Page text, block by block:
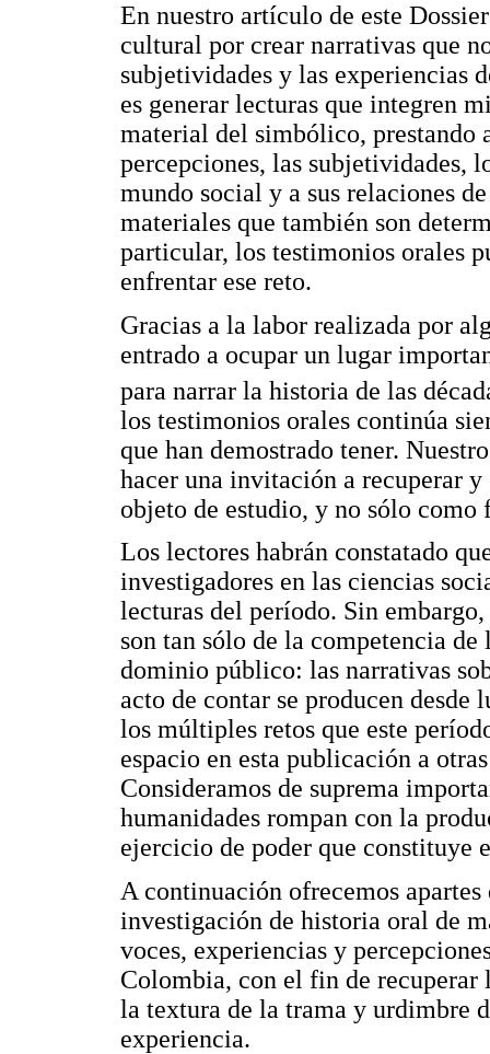
En nuestro artículo de este
cultural por crear narrativas que
subjetividades y las experiencias
es generar lecturas que integren
material del simbólico, prestando
percepciones, las subjetividades,
mundo social y a sus relaciones
materiales que también son
particular, los testimonios orales
enfrentar ese reto.
Gracias a la labor realizada por
entrado a ocupar un lugar
para narrar la historia de las
los testimonios orales continúa
que han demostrado tener.
hacer una invitación a recuperar
objeto de estudio, y no sólo
Los lectores habrán constatado
investigadores en las ciencias
lecturas del período. Sin
son tan sólo de la competencia
dominio público: las narrativas
acto de contar se producen desde
los múltiples retos que este
espacio en esta publicación a
Consideramos de suprema
humanidades rompan con la
ejercicio de poder que constituye
A continuación ofrecemos apartes
investigación de historia oral de
voces, experiencias y
Colombia, con el fin de
la textura de la trama y urdimbre
experiencia.